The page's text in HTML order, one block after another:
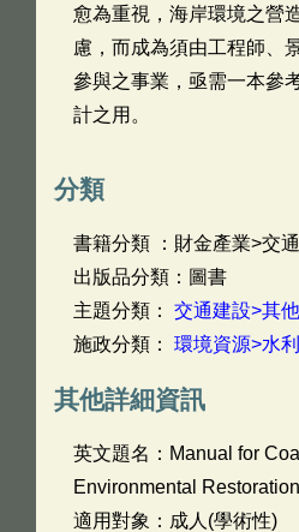
愈為重視，海岸環境之營
慮，而成為須由工程師、
參與之事業，亟需一本參
計之用。
分類
書籍分類 ：財金產業>交
出版品分類：圖書
主題分類： 交通建設>其他
施政分類： 環境資源>水
其他詳細資訊
英文題名： Manual for
Environmental
適用對象：成人(學術性)